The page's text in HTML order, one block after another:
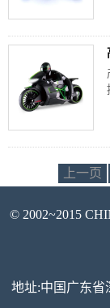
上一页
© 2002~2015
地址:中国广东省